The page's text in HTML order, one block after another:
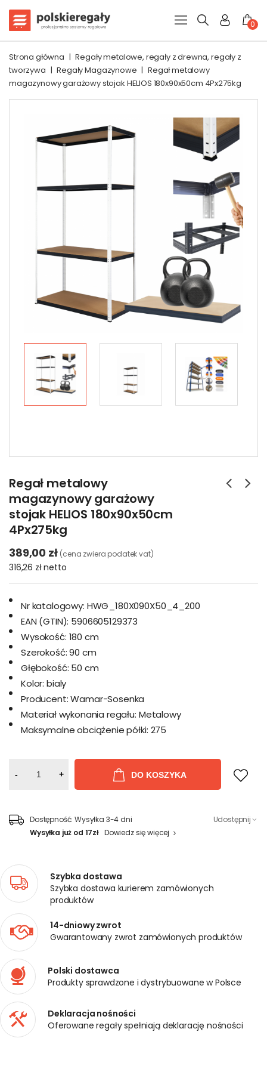
0
Strona główna | Regały metalowe, regały z drewna, regały z
tworzywa | Regały Magazynowe | Regał metalowy
magazynowy garażowy stojak HELIOS 180x90x50cm 4Px275kg
Regał metalowy
magazynowy garażowy
stojak HELIOS 180x90x50cm
4Px275kg
389,00 zł (cena zwiera podatek vat)
316,26 złnetto
Nr katalogowy: HWG_180X090X50_4_200
EAN (GTIN): 5906605129373
Wysokość: 180 cm
Szerokość: 90 cm
Głębokość: 50 cm
Kolor: bialy
Producent: Wamar-Sosenka
Materiał wykonania regału: Metalowy
Maksymalne obciążenie półki: 275
- + DO KOSZYKA
Dostępność: Wysyłka 3-4 dni
Wysyłka już od 17zł Dowiedz się więcej
Udostępnij
Szybka dostawa
Szybka dostawa kurierem zamówionych
produktów
14-dniowy zwrot
Gwarantowany zwrot zamówionych produktów
Polski dostawca
Produkty sprawdzone i dystrybuowane w Polsce
Deklaracja nośności
Oferowane regały spełniają deklarację nośności